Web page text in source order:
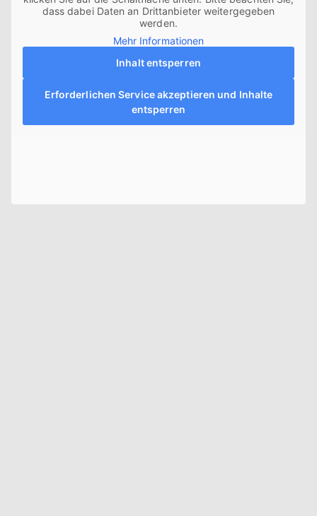
dass dabei Daten an Drittanbieter weitergegeben
werden.
Mehr Informationen
Inhalt entsperren
Erforderlichen Service akzeptieren und Inhalte
entsperren